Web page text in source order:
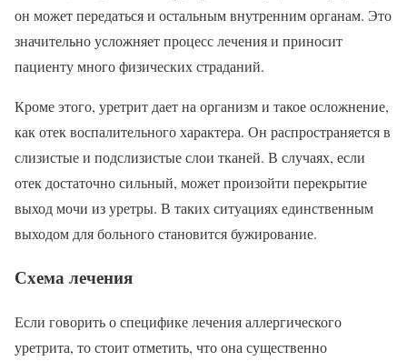
он может передаться и остальным внутренним органам. Это
значительно усложняет процесс лечения и приносит
пациенту много физических страданий.
Кроме этого, уретрит дает на организм и такое осложнение,
как отек воспалительного характера. Он распространяется в
слизистые и подслизистые слои тканей. В случаях, если
отек достаточно сильный, может произойти перекрытие
выход мочи из уретры. В таких ситуациях единственным
выходом для больного становится бужирование.
Схема лечения
Если говорить о специфике лечения аллергического
уретрита, то стоит отметить, что она существенно